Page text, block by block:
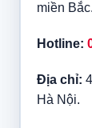
miền Bắc.
Hotline:
Địa chỉ:
Hà Nội.